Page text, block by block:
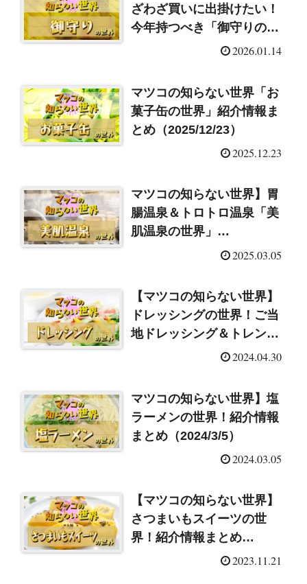
ざわざ買いに出掛けたい！
今年持つべき「御守りの世
界」（2026/1/13）2026.01.14
マツコの知らない世界「お
菓子缶の世界」紹介情報ま
とめ（2025/12/23）
2025.12.23
マツコの知らない世界】胃
腸温泉＆トロトロ温泉「美
肌温泉の世界」
2025.03.05
【マツコの知らない世界】
ドレッシングの世界！ご当
地ドレッシング＆トレンド
ドレッシング！商品まとめ
2024.04.30
マツコの知らない世界】塩
ラーメンの世界！紹介情報
まとめ（2024/3/5）
2024.03.05
【マツコの知らない世界】
さつまいもスイーツの世
界！紹介情報まとめ
2023.11.21